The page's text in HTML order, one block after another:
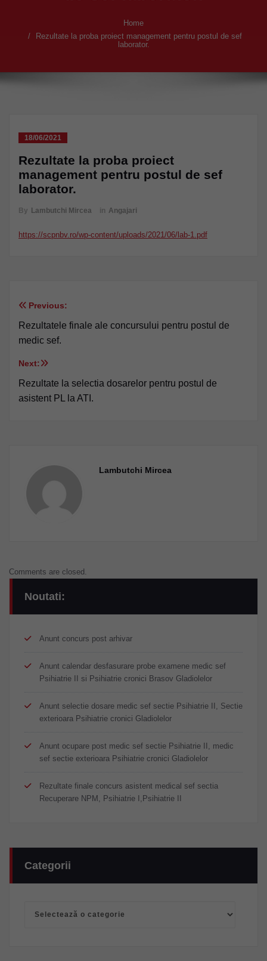
Home
Rezultate la proba proiect management pentru postul de sef
laborator.
18/06/2021
Rezultate la proba proiect
management pentru postul de sef
laborator.
By Lambutchi Mircea in Angajari
https://scpnbv.ro/wp-content/uploads/2021/06/lab-1.pdf
Navigare
în
articole
Previous:
Rezultatele finale ale concursului pentru postul de
medic sef.
Next:
Rezultate la selectia dosarelor pentru postul de
asistent PL la ATI.
Lambutchi Mircea
Comments are closed.
Noutati:
Anunt concurs post arhivar
Anunt calendar desfasurare probe examene medic sef
Psihiatrie II si Psihiatrie cronici Brasov Gladiolelor
Anunt selectie dosare medic sef sectie Psihiatrie II, Sectie
exterioara Psihiatrie cronici Gladiolelor
Anunt ocupare post medic sef sectie Psihiatrie II, medic
sef sectie exterioara Psihiatrie cronici Gladiolelor
Rezultate finale concurs asistent medical sef sectia
Recuperare NPM, Psihiatrie I,Psihiatrie II
Categorii